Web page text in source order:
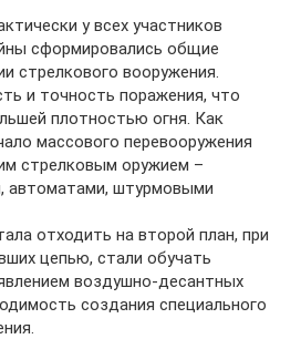
у всех участников
сформировались общие
стрелкового вооружения.
и точность поражения, что
плотностью огня. Как
массового перевооружения
стрелковым оружием –
автоматами, штурмовыми
отходить на второй план, при
цепью, стали обучать
воздушно-десантных
создания специального